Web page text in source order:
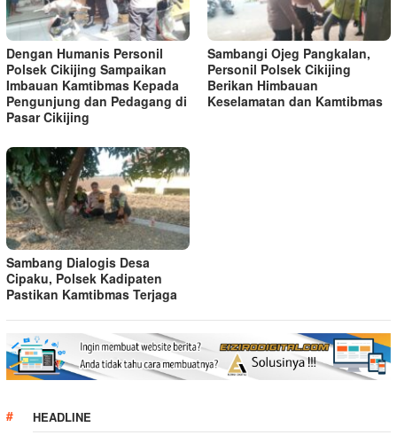
Dengan Humanis Personil
Polsek Cikijing Sampaikan
Imbauan Kamtibmas Kepada
Pengunjung dan Pedagang di
Pasar Cikijing
Sambangi Ojeg Pangkalan,
Personil Polsek Cikijing
Berikan Himbauan
Keselamatan dan Kamtibmas
Sambang Dialogis Desa
Cipaku, Polsek Kadipaten
Pastikan Kamtibmas Terjaga
HEADLINE